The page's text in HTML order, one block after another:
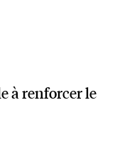
à renforcer le